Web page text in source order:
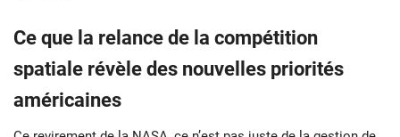
Ce que la relance de la compétition
spatiale révèle des nouvelles priorités
américaines